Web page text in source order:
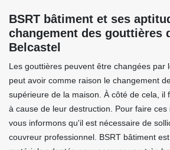
BSRT bâtiment et ses
changement des gouttières
Belcastel
Les gouttières peuvent être changées par
peut avoir comme raison le changement
supérieure de la maison. À côté de cela, il
à cause de leur destruction. Pour faire
vous informons qu'il est nécessaire de
couvreur professionnel. BSRT bâtiment